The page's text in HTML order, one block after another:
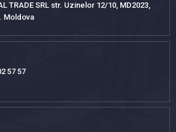
TRADE SRL str. Uzinelor 12/10, MD2023,
Moldova
57 57